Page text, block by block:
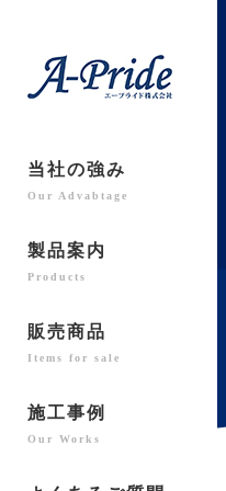
当社の強み
Our Advabtage
製品案内
Products
販売商品
Items for sale
施工事例
Our Works